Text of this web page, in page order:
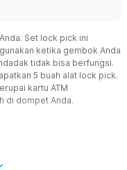
Set lock pick ini
ketika gembok Anda
tidak bisa berfungsi.
5 buah alat lock pick.
kartu ATM
di dompet Anda.
paksa gembok pintu